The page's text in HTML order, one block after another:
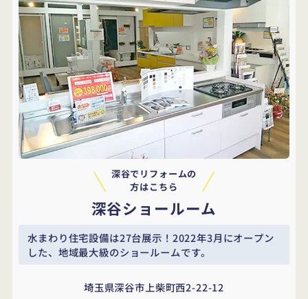
深谷でリフォームの
方はこちら
深谷ショールーム
水まわり住宅設備は27台展示！ 2022年3月にオープン
した、地域最大級のショールームです。
埼玉県深谷市上柴町西2-22-12